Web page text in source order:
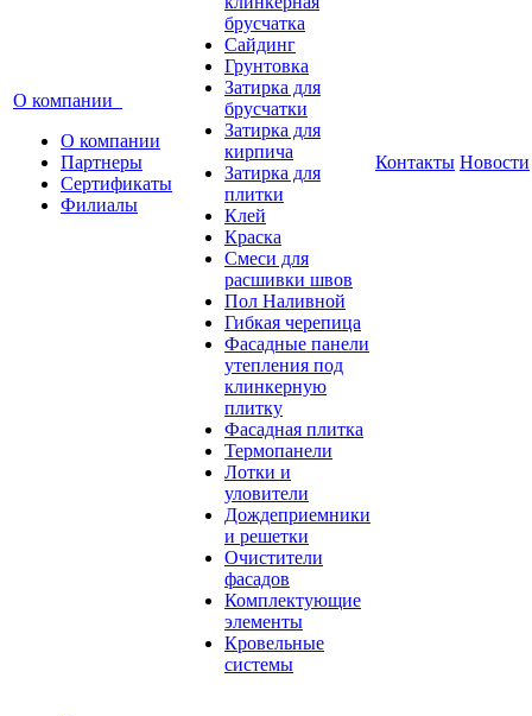
О компании
О компании
Партнеры
Сертификаты
Филиалы
брусчатка
Сайдинг
Грунтовка
Затирка для
брусчатки
Затирка для
кирпича
Затирка для
плитки
Клей
Краска
Смеси для
расшивки швов
Пол Наливной
Гибкая черепица
Фасадные панели
утепления под
клинкерную
плитку
Фасадная плитка
Термопанели
Лотки и
уловители
Дождеприемники
и решетки
Очистители
фасадов
Комплектующие
элементы
Кровельные
системы
Контакты Новости